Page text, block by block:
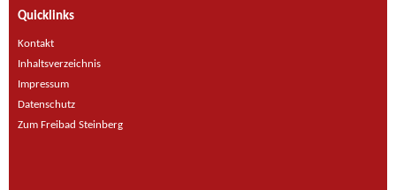
Quicklinks
Kontakt
Inhaltsverzeichnis
Impressum
Datenschutz
Zum Freibad Steinberg